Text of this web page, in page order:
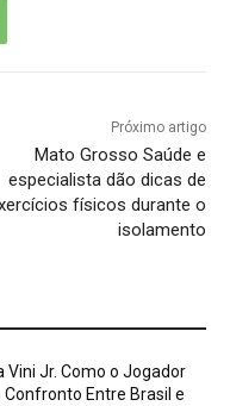
Próximo artigo
Mato Grosso Saúde e
especialista dão dicas de
físicos durante o
isolamento
Vini Jr. Como o Jogador
Confronto Entre Brasil e